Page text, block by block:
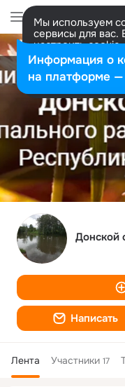
Мы используем
сервисы для вас.
настроить
представитель.
Разрешить все
Донской
Написать
Лента Участники 17
Информация о
на платформе —